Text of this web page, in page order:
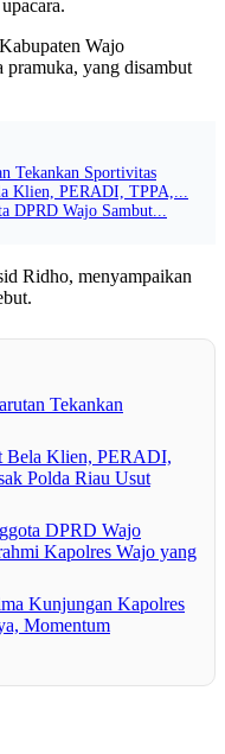
Wajo
pramuka, yang disambut
Tekankan Sportivitas
Klien, PERADI, TPPA,...
DPRD Wajo Sambut...
Ridho, menyampaikan
Tekankan
Bela Klien, PERADI,
Polda Riau Usut
DPRD Wajo
Kapolres Wajo yang
Kunjungan Kapolres
Momentum